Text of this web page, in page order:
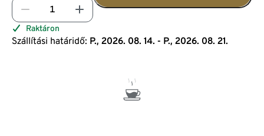
Raktáron
Szállítási határidő: P., 2026. 08. 14. - P., 2026. 08. 21.